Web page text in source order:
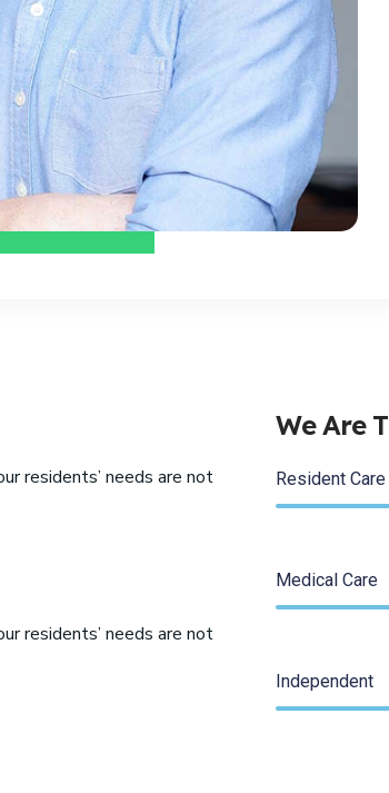
residents’ needs are not
residents’ needs are not
We Are T
Resident Care
Medical Care
Independent